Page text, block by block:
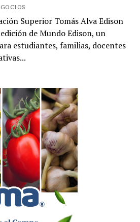
Superior Tomás Alva Edison
de Mundo Edison, un
estudiantes, familias, docentes